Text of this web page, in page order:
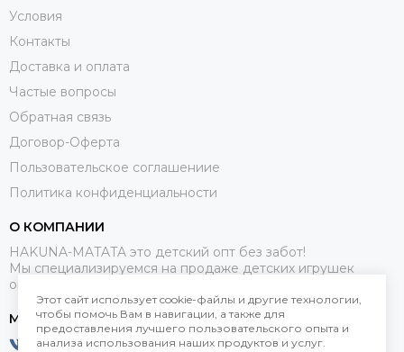
Условия
Контакты
Доставка и оплата
Частые вопросы
Обратная связь
Договор-Оферта
Пользовательское соглашениие
Политика конфиденциальности
О КОМПАНИИ
HAKUNA-MATATA это детский опт без забот!
Мы специализируемся на продаже детских игрушек
оптом.
МЕССЕНДЖЕРЫ
Этот сайт использует cookie-файлы и другие технологии,
чтобы помочь Вам в навигации, а также для
предоставления лучшего пользовательского опыта и
анализа использования наших продуктов и услуг.